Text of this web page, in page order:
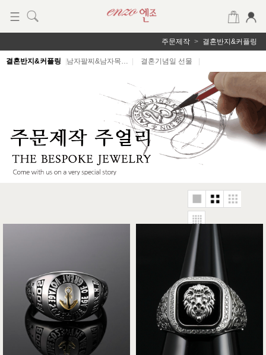
주문제작 결혼반지&커플링
결혼반지&커플링 남자팔찌&남자목걸이 결혼기념일 선물